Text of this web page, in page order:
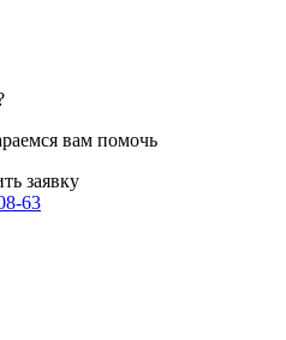
вам помочь
заявку
63